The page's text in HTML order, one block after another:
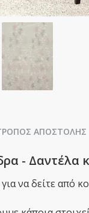
ΑΠΟΣΤΟΛΉΣ
-
να δείτε από